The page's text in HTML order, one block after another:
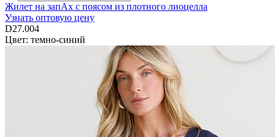
Жилет на запАх с поясом из плотного лиоцелла
Узнать оптовую цену
D27.004
Цвет: темно-синий